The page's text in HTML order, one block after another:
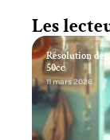
Les
Résolution
50cc
11 mars 2026